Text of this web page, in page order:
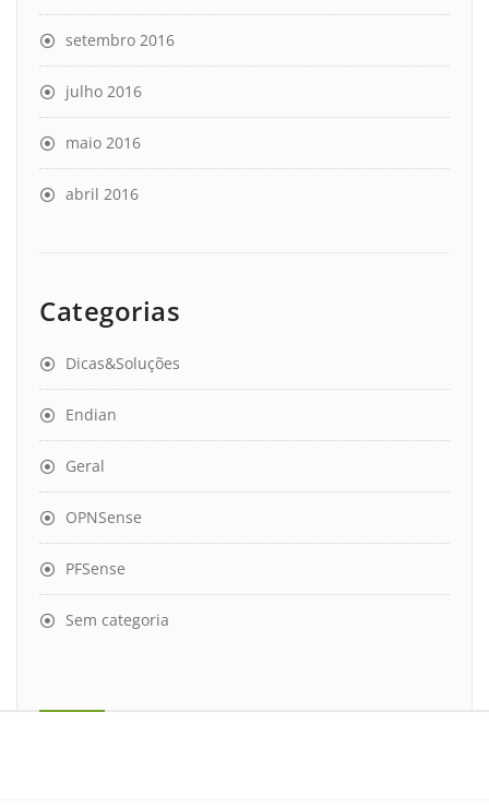
setembro 2016
julho 2016
maio 2016
abril 2016
Categorias
Dicas&Soluções
Endian
Geral
OPNSense
PFSense
Sem categoria